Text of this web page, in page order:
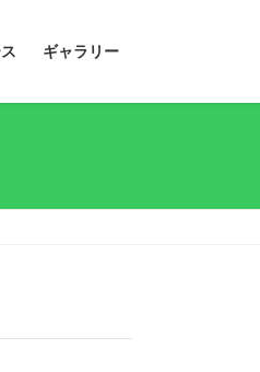
ギャラリー